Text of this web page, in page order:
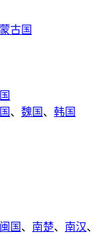
古国
、 魏国 、 韩国
闽国 、 南楚、 南汉、